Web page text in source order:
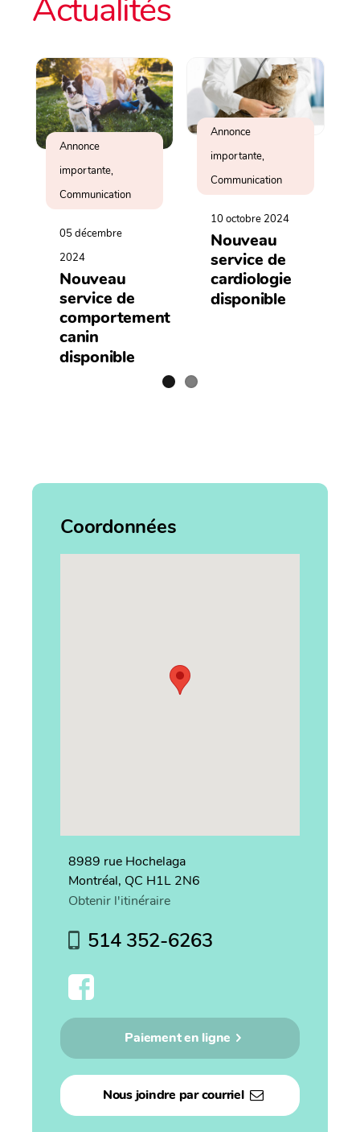
Actualités
Annonce
importante,
Communication
05 décembre
2024
Nouveau
service de
comportement
canin
disponible
Annonce
importante,
Communication
10 octobre 2024
Nouveau
service de
cardiologie
disponible
Coordonnées
8989 rue Hochelaga
Montréal, QC H1L 2N6
Obtenir l'itinéraire
514 352-6263
Paiement en ligne
Nous joindre par courriel